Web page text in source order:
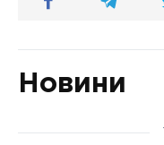
Новини